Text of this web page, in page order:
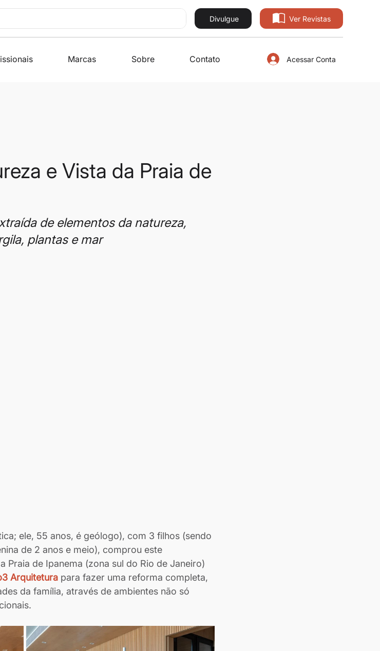
Divulgue Ver Revistas
Marcas Sobre Contato Acessar Conta
e Vista da Praia de
de elementos da natureza,
plantas e mar
ele, 55 anos, é geólogo), com 3 filhos (sendo
de 2 anos e meio), comprou este
Praia de Ipanema (zona sul do Rio de Janeiro)
Arquitetura para fazer uma reforma completa,
da família, através de ambientes não só